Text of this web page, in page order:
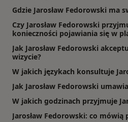
Gdzie Jarosław Fedorowski ma
Czy Jarosław Fedorowski
konieczności pojawiania się w
Jak Jarosław Fedorowski
wizycie?
W jakich językach konsultuje
Jak Jarosław Fedorowski
W jakich godzinach przyjmuje
Jarosław Fedorowski: co mówią